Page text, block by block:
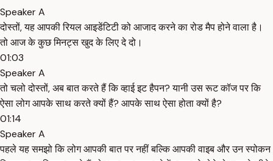
Speaker A
दोस्तों, यह आपकी रियल आइडेंटिटी को आजाद करने का रोड मैप होने वाला है।
तो आज के कुछ मिनट्स खुद के लिए दे दो।
01:03
Speaker A
तो चलो दोस्तों, अब बात करते हैं कि व्हाई इट हैपन? यानी उस रूट कॉज पर कि
ऐसा लोग आपके साथ करते क्यों हैं? आपके साथ ऐसा होता क्यों है?
01:14
Speaker A
पहले यह समझो कि लोग आपकी बात पर नहीं बल्कि आपकी वाइब और उन स्पोकन